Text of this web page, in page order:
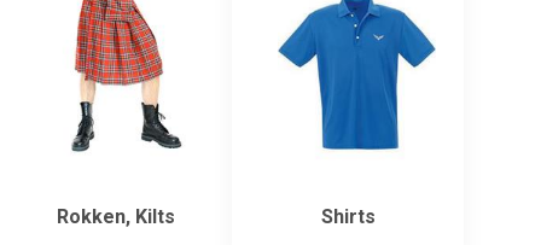
Rokken, Kilts Shirts